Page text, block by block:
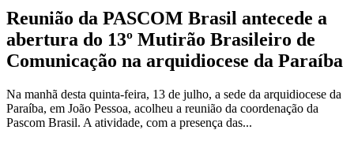
Reunião da PASCOM Brasil antecede a
abertura do 13º Mutirão Brasileiro de
Comunicação na arquidiocese da Paraíba
Na manhã desta quinta-feira, 13 de julho, a sede da arquidiocese da
Paraíba, em João Pessoa, acolheu a reunião da coordenação da
Pascom Brasil. A atividade, com a presença das...